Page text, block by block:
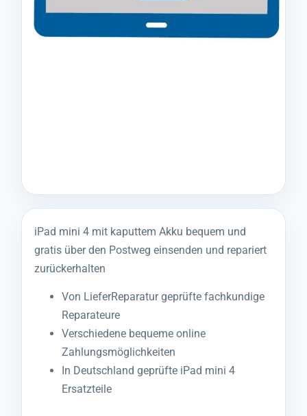
iPad mini 4 mit kaputtem Akku bequem und
gratis über den Postweg einsenden und repariert
zurückerhalten
Von LieferReparatur geprüfte fachkundige
Reparateure
Verschiedene bequeme online
Zahlungsmöglichkeiten
In Deutschland geprüfte iPad mini 4
Ersatzteile